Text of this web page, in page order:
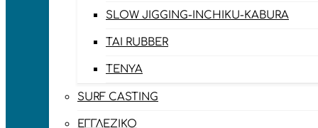
SLOW JIGGING-INCHIKU-KABURA
TAI RUBBER
TENYA
SURF CASTING
ΕΓΓΛΈΖΙΚΟ